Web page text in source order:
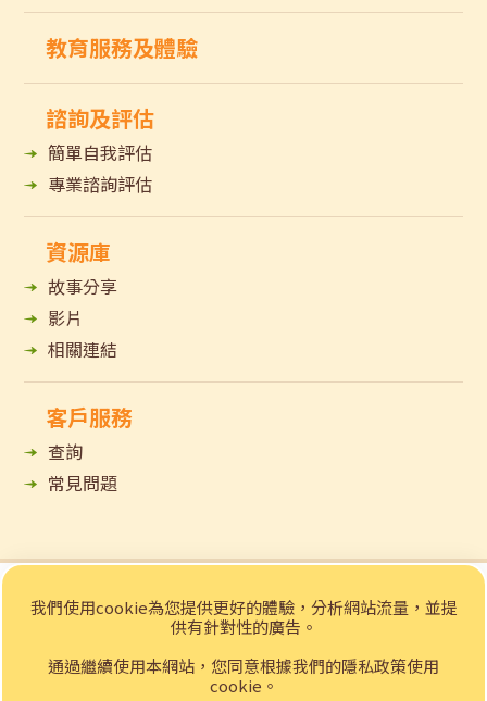
教育服務及體驗
諮詢及評估
簡單自我評估
專業諮詢評估
資源庫
故事分享
影片
相關連結
客戶服務
查詢
常見問題
© 2023 招商局「e賃務」樂齡科技租賃網站 版權所有
私隱聲明
免責聲明
Web Designby YSD
我們使用cookie為您提供更好的體驗，分析網站流量，並提
供有針對性的廣告。
通過繼續使用本網站，您同意根據我們的隱私政策使用
cookie。